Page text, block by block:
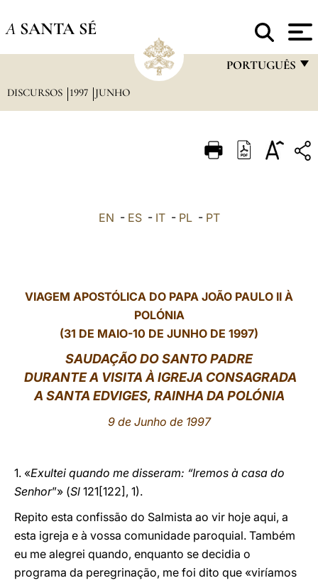
A SANTA SÉ
PORTUGUÊS
ITALIANO
LATINE
DISCURSOS 1997 JUNHO
EN - ES- IT- PL- PT
VIAGEM APOSTÓLICA DO PAPA JOÃO PAULO II À
POLÓNIA
(31 DE MAIO-10 DE JUNHO DE 1997)
SAUDAÇÃO DO SANTO PADRE
DURANTE A VISITA À IGREJA CONSAGRADA
A SANTA EDVIGES, RAINHA DA POLÓNIA
9 de Junho de 1997
1. «Exultei quando me disseram: “Iremos à casa do
Senhor”» (Sl 121[122], 1).
Repito esta confissão do Salmista ao vir hoje aqui, a
esta igreja e à vossa comunidade paroquial. Também
eu me alegrei quando, enquanto se decidia o
programa da peregrinação, me foi dito que «viríamos